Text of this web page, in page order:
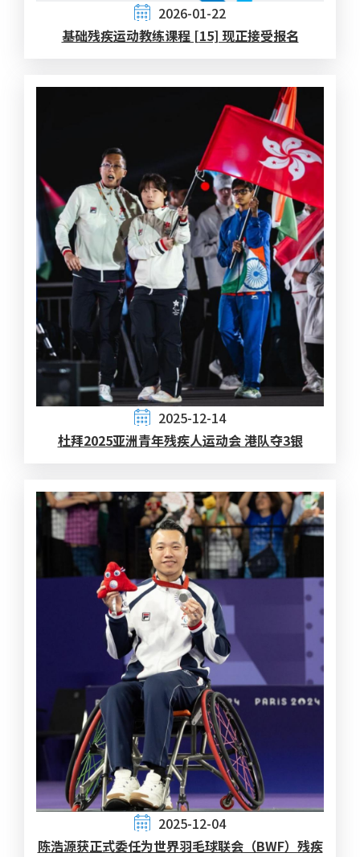
2026-01-22
基础残疾运动教练课程 [15] 现正接受报名
2025-12-14
杜拜2025亚洲青年残疾人运动会 港队夺3银
2025-12-04
陈浩源获正式委任为世界羽毛球联会（BWF）残疾